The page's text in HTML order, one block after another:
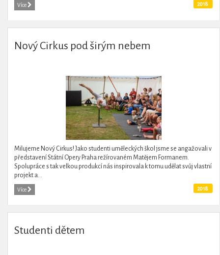
Více 2018
Nový Cirkus pod širým nebem
Milujeme Nový Cirkus! Jako studenti uměleckých škol jsme se angažovali v
představení Státní Opery Praha režírovaném Matějem Formanem.
Spolupráce s tak velkou produkcí nás inspirovala k tomu udělat svůj vlastní
projekt a...
Více 2018
Studenti dětem